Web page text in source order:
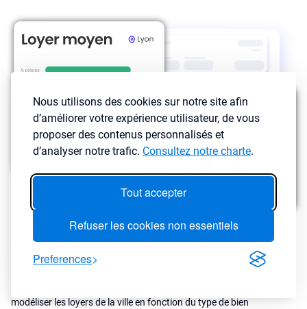
Nous utilisons des cookies sur notre site afin
d’améliorer votre expérience utilisateur, de vous
proposer des contenus personnalisés et
d’analyser notre trafic. Consultez notre charte.
Tout accepter
Refuser les cookies non essentiels
Preferences
ville en fonction de l’état et des prestations de votre bien.
modéliser les loyers de la ville en fonction du type de bien